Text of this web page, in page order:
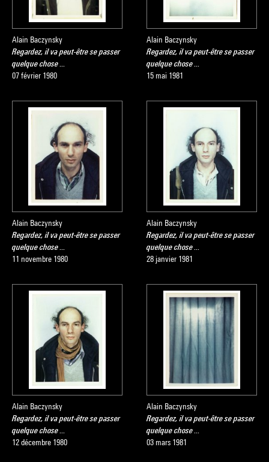
Alain Baczynsky
Regardez, il va peut-être se passer
quelque chose ...
07 février 1980
Alain Baczynsky
Regardez, il va peut-être se passer
quelque chose ...
15 mai 1981
Alain Baczynsky
Regardez, il va peut-être se passer
quelque chose ...
11 novembre 1980
Alain Baczynsky
Regardez, il va peut-être se passer
quelque chose ...
28 janvier 1981
Alain Baczynsky
Regardez, il va peut-être se passer
quelque chose ...
12 décembre 1980
Alain Baczynsky
Regardez, il va peut-être se passer
quelque chose ...
03 mars 1981